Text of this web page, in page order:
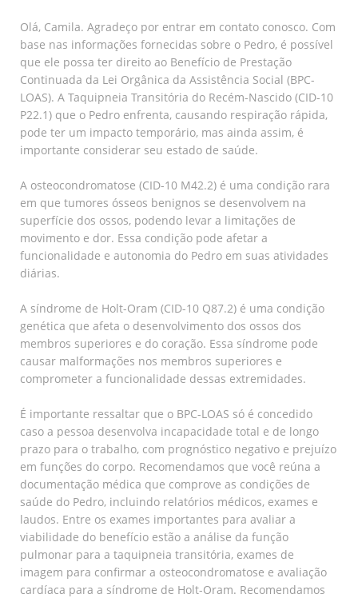
Olá, Camila. Agradeço por entrar em contato conosco. Com
base nas informações fornecidas sobre o Pedro, é possível
que ele possa ter direito ao Benefício de Prestação
Continuada da Lei Orgânica da Assistência Social (BPC-
LOAS). A Taquipneia Transitória do Recém-Nascido (CID-10
P22.1) que o Pedro enfrenta, causando respiração rápida,
pode ter um impacto temporário, mas ainda assim, é
importante considerar seu estado de saúde.
A osteocondromatose (CID-10 M42.2) é uma condição rara
em que tumores ósseos benignos se desenvolvem na
superfície dos ossos, podendo levar a limitações de
movimento e dor. Essa condição pode afetar a
funcionalidade e autonomia do Pedro em suas atividades
diárias.
A síndrome de Holt-Oram (CID-10 Q87.2) é uma condição
genética que afeta o desenvolvimento dos ossos dos
membros superiores e do coração. Essa síndrome pode
causar malformações nos membros superiores e
comprometer a funcionalidade dessas extremidades.
É importante ressaltar que o BPC-LOAS só é concedido
caso a pessoa desenvolva incapacidade total e de longo
prazo para o trabalho, com prognóstico negativo e prejuízo
em funções do corpo. Recomendamos que você reúna a
documentação médica que comprove as condições de
saúde do Pedro, incluindo relatórios médicos, exames e
laudos. Entre os exames importantes para avaliar a
viabilidade do benefício estão a análise da função
pulmonar para a taquipneia transitória, exames de
imagem para confirmar a osteocondromatose e avaliação
cardíaca para a síndrome de Holt-Oram. Recomendamos